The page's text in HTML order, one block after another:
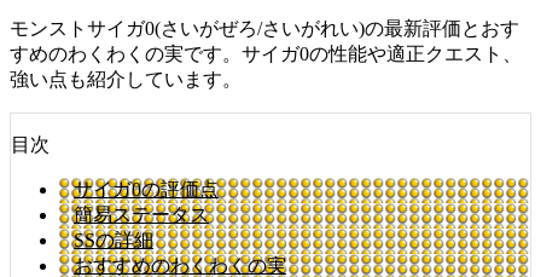
モンストサイガ0(さいがぜろ/さいがれい)の最新評価とおす
すめのわくわくの実です。サイガ0の性能や適正クエスト、
強い点も紹介しています。
目次
サイガ0の評価点
簡易ステータス
SSの詳細
おすすめのわくわくの実